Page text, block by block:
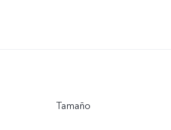
Tamaño